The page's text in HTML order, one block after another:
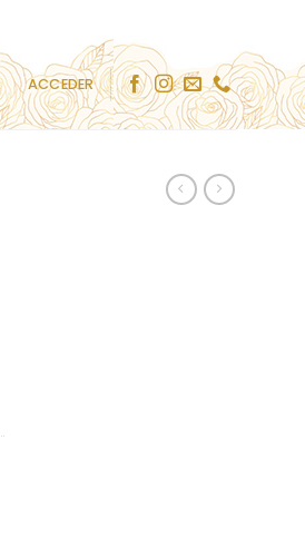
ACCEDER